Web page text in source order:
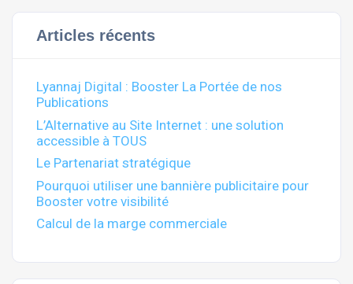
Articles récents
Lyannaj Digital : Booster La Portée de nos
Publications
L’Alternative au Site Internet : une solution
accessible à TOUS
Le Partenariat stratégique
Pourquoi utiliser une bannière publicitaire pour
Booster votre visibilité
Calcul de la marge commerciale